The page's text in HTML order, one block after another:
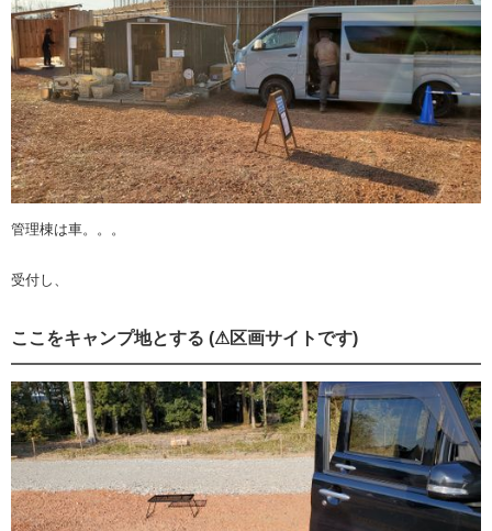
管理棟は車。。。
受付し、
ここをキャンプ地とする (⚠区画サイトです)